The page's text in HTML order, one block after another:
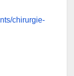
chirurgie-